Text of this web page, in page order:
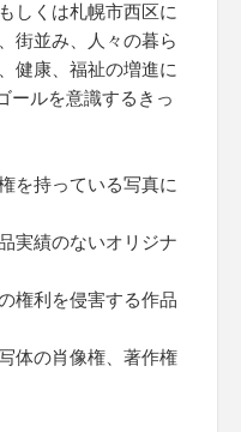
しくは札幌市西区に
街並み、人々の暮ら
健康、福祉の増進に
ールを意識するきっ
を持っている写真に
実績のないオリジナ
権利を侵害する作品
体の肖像権、著作権